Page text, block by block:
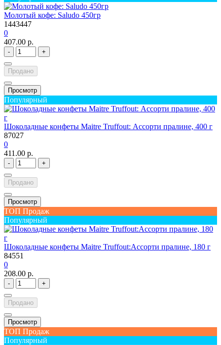
Молотый кофе: Saludo 450гр
1443447
0
407.00 р.
- +
Продано
Просмотр
Популярный
Шоколадные конфеты Maitre Truffout: Ассорти пралине, 400 г
87027
0
411.00 р.
- +
Продано
Просмотр
ТОП Продаж
Популярный
Шоколадные конфеты Maitre Truffout:Ассорти пралине, 180 г
84551
0
208.00 р.
- +
Продано
Просмотр
ТОП Продаж
Популярный